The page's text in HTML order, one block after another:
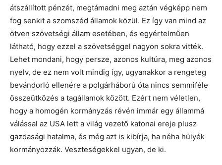
átszállított pénzét, megtámadni meg aztán végképp nem
fog senkit a szomszéd államok közül. Ez így van mind az
ötven szövetségi állam esetében, és egyértelműen
látható, hogy ezzel a szövetséggel nagyon sokra vitték.
Lehet mondani, hogy persze, azonos kultúra, meg azonos
nyelv, de ez nem volt mindig így, ugyanakkor a rengeteg
bevándorló ellenére a polgárháború óta nincs semmiféle
összeütközés a tagállamok között. Ezért nem véletlen,
hogy a homogén kormányzás révén immár egy állammá
válással az USA lett a világ vezető katonai ereje plusz
gazdasági hatalma, és még azt is kibírja, ha néha hülyék
kormányozzák. Veszteségekkel ugyan, de ki.